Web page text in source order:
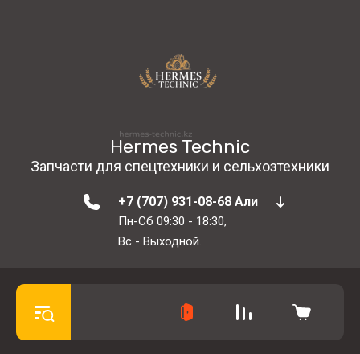
Hermes Technic
Запчасти для спецтехники и сельхозтехники
+7 (707) 931-08-68 Али
Пн-Сб 09:30 - 18:30,
Вс - Выходной.